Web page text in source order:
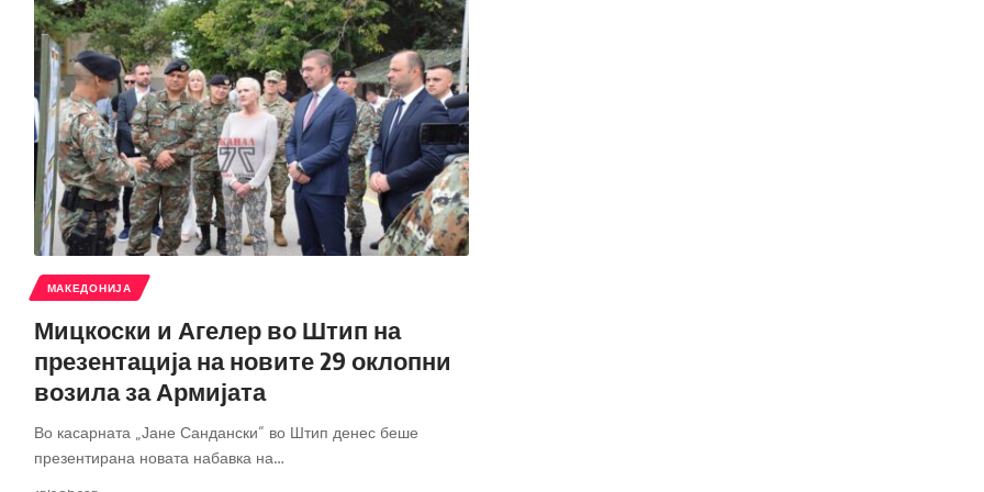
МАКЕДОНИЈА
Мицкоски и Агелер во Штип на
презентација на новите 29 оклопни
возила за Армијата
Во касарната „Јане Сандански“ во Штип денес беше
презентирана новата набавка на…